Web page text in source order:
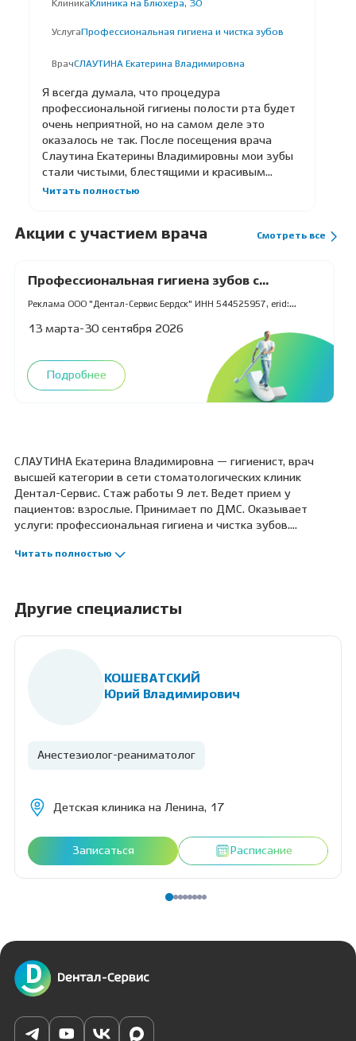
Клиника Клиника на Блюхера, 30
Услуга Профессиональная гигиена и чистка зубов
ВрачСЛАУТИНА Екатерина Владимировна
Я всегда думала, что процедура
профессиональной гигиены полости рта будет
очень неприятной, но на самом деле это
оказалось не так. После посещения врача
Слаутина Екатерины Владимировны мои зубы
стали чистыми, блестящими и красивым...
Читать полностью
Акции с участием врача Смотреть все
Профессиональная гигиена зубов с
Реклама ООО "Дентал-Сервис Бердск" ИНН 544525957, erid:
13 марта-30 сентября 2026
Подробнее
СЛАУТИНА Екатерина Владимировна — гигиенист, врач
высшей категории в сети стоматологических клиник
Дентал-Сервис. Стаж работы 9 лет. Ведет прием у
пациентов: взрослые. Принимает по ДМС. Оказывает
услуги: профессиональная гигиена и чистка зубов.
проведение индивидуальных уроков гигиены.
Читать полностью
Другие специалисты
КОШЕВАТСКИЙ
Юрий Владимирович
Анестезиолог-реаниматолог
Детская клиника на Ленина, 17
Записаться Расписание